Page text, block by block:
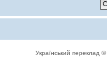
Український переклад